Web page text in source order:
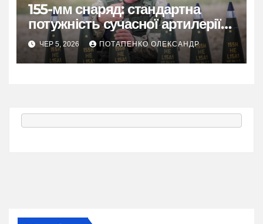
155-мм снаряд: стандартна
потужність сучасної артилерії
від французьких коренів до
GPS-точності
ЧЕР 5, 2026 ПОТАПЕНКО ОЛЕКСАНДР